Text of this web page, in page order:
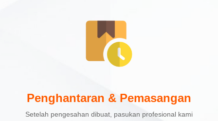
Penghantaran & Pemasangan
Setelah pengesahan dibuat, pasukan profesional kami